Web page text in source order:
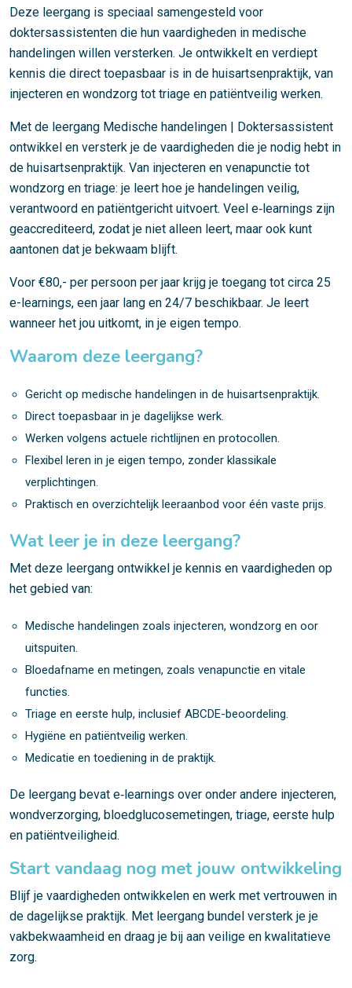
Deze leergang is speciaal samengesteld voor
doktersassistenten die hun vaardigheden in medische
handelingen willen versterken. Je ontwikkelt en verdiept
kennis die direct toepasbaar is in de huisartsenpraktijk, van
injecteren en wondzorg tot triage en patiëntveilig werken.
Met de leergang Medische handelingen | Doktersassistent
ontwikkel en versterk je de vaardigheden die je nodig hebt in
de huisartsenpraktijk. Van injecteren en venapunctie tot
wondzorg en triage: je leert hoe je handelingen veilig,
verantwoord en patiëntgericht uitvoert. Veel e‑learnings zijn
geaccrediteerd, zodat je niet alleen leert, maar ook kunt
aantonen dat je bekwaam blijft.
Voor €80,- per persoon per jaar krijg je toegang tot circa 25
e-learnings, een jaar lang en 24/7 beschikbaar. Je leert
wanneer het jou uitkomt, in je eigen tempo.
Waarom deze leergang?
Gericht op medische handelingen in de huisartsenpraktijk.
Direct toepasbaar in je dagelijkse werk.
Werken volgens actuele richtlijnen en protocollen.
Flexibel leren in je eigen tempo, zonder klassikale
verplichtingen.
Praktisch en overzichtelijk leeraanbod voor één vaste prijs.
Wat leer je in deze leergang?
Met deze leergang ontwikkel je kennis en vaardigheden op
het gebied van:
Medische handelingen zoals injecteren, wondzorg en oor
uitspuiten.
Bloedafname en metingen, zoals venapunctie en vitale
functies.
Triage en eerste hulp, inclusief ABCDE-beoordeling.
Hygiëne en patiëntveilig werken.
Medicatie en toediening in de praktijk.
De leergang bevat e‑learnings over onder andere injecteren,
wondverzorging, bloedglucosemetingen, triage, eerste hulp
en patiëntveiligheid.
Start vandaag nog met jouw ontwikkeling
Blijf je vaardigheden ontwikkelen en werk met vertrouwen in
de dagelijkse praktijk. Met leergang bundel versterk je je
vakbekwaamheid en draag je bij aan veilige en kwalitatieve
zorg.